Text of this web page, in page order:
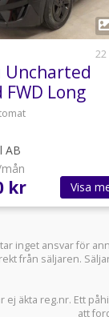
1
22
Uncharted
Long
kWh
AB
kr Visa
tar inget ansvar för
från säljaren.
ej äkta reg.nr. Ett
att